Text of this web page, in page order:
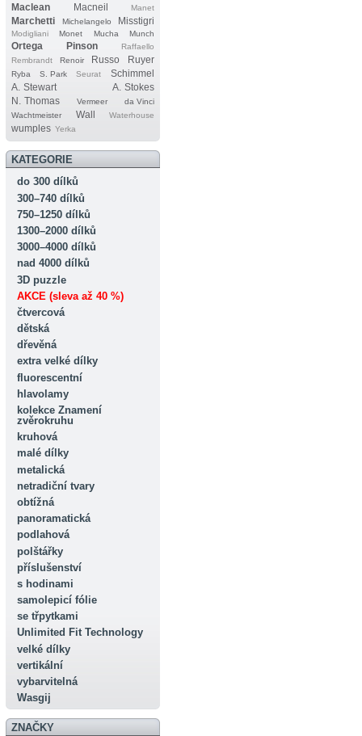
Maclean Macneil Manet
Marchetti Michelangelo Misstigri
Modigliani Monet Mucha Munch
Ortega Pinson
Raffaello
Rembrandt
Renoir Russo Ruyer
Ryba S. Park Seurat
Schimmel
A. Stewart
A. Stokes
N. Thomas
Vermeer
da Vinci
Wachtmeister
Wall Waterhouse
wumples Yerka
KATEGORIE
do 300 dílků
300–740 dílků
750–1250 dílků
1300–2000 dílků
3000–4000 dílků
nad 4000 dílků
3D puzzle
AKCE (sleva až 40 %)
čtvercová
dětská
dřevěná
extra velké dílky
fluorescentní
hlavolamy
kolekce Znamení
zvěrokruhu
kruhová
malé dílky
metalická
netradiční tvary
obtížná
panoramatická
podlahová
polštářky
příslušenství
s hodinami
samolepicí fólie
se třpytkami
Unlimited Fit Technology
velké dílky
vertikální
vybarvitelná
Wasgij
ZNAČKY